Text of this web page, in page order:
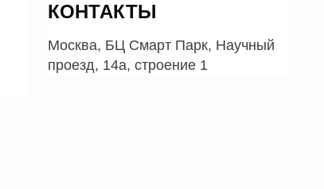
КОНТАКТЫ
Москва, БЦ Смарт Парк, Научный
проезд, 14а, строение 1